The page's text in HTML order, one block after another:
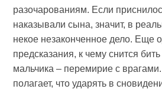
разочарованиям. Если
наказывали сына, значит, в
некое незаконченное дело. Еще
предсказания, к чему снится
мальчика – перемирие с
полагает, что ударять в